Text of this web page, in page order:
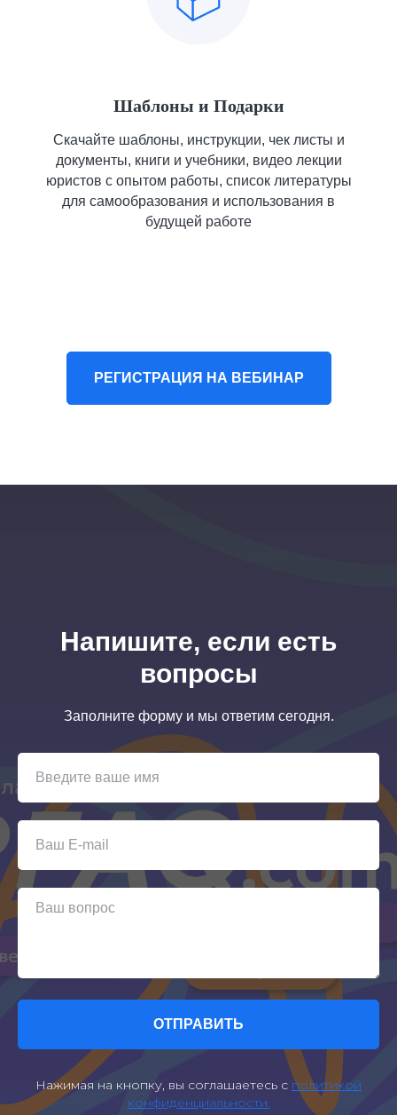
Шаблоны и Подарки
Скачайте шаблоны, инструкции, чек листы и
документы, книги и учебники, видео лекции
юристов с опытом работы, список литературы
для самообразования и использования в
будущей работе
РЕГИСТРАЦИЯ НА ВЕБИНАР
Напишите, если есть
вопросы
Заполните форму и мы ответим сегодня.
ОТПРАВИТЬ
Нажимая на кнопку, вы соглашаетесь с политикой
конфиденциальности.